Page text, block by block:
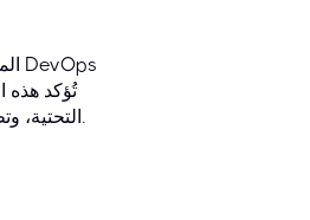
ومنهجيات التسليم المستمر على AWS، وأتمتة وإدارة بنية AWS التحتية، وتطبيق ضوابط الأمان والتحقق من الامتثال.